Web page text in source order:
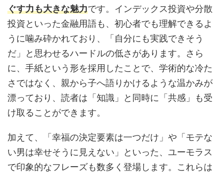
ぐす力も大きな魅力です。インデックス投資や分散
投資といった金融用語も、初心者でも理解できるよ
うに噛み砕かれており、「自分にも実践できそう
だ」と思わせるハードルの低さがあります。さら
に、手紙という形を採用したことで、学術的な冷た
さではなく、親から子へ語りかけるような温かみが
漂っており、読者は「知識」と同時に「共感」も受
け取ることができます。
加えて、「幸福の決定要素は一つだけ」や「モテな
い男は幸せそうに見えない」といった、ユーモラス
で印象的なフレーズも数多く登場します。これらは